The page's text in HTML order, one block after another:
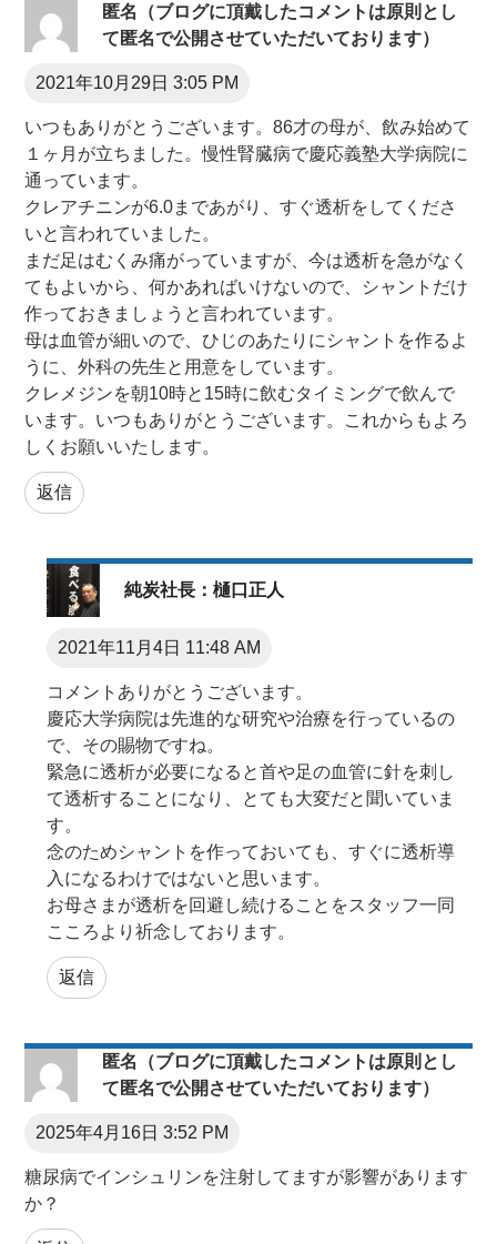
匿名（ブログに頂戴したコメントは原則とし
て匿名で公開させていただいております）
2021年10月29日 3:05 PM
いつもありがとうございます。86才の母が、飲み始めて
１ヶ月が立ちました。慢性腎臓病で慶応義塾大学病院に
通っています。
クレアチニンが6.0まであがり、すぐ透析をしてくださ
いと言われていました。
まだ足はむくみ痛がっていますが、今は透析を急がなく
てもよいから、何かあればいけないので、シャントだけ
作っておきましょうと言われています。
母は血管が細いので、ひじのあたりにシャントを作るよ
うに、外科の先生と用意をしています。
クレメジンを朝10時と15時に飲むタイミングで飲んで
います。いつもありがとうございます。これからもよろ
しくお願いいたします。
返信
純炭社長：樋口正人
2021年11月4日 11:48 AM
コメントありがとうございます。
慶応大学病院は先進的な研究や治療を行っているの
で、その賜物ですね。
緊急に透析が必要になると首や足の血管に針を刺し
て透析することになり、とても大変だと聞いていま
す。
念のためシャントを作っておいても、すぐに透析導
入になるわけではないと思います。
お母さまが透析を回避し続けることをスタッフ一同
こころより祈念しております。
返信
匿名（ブログに頂戴したコメントは原則とし
て匿名で公開させていただいております）
2025年4月16日 3:52 PM
糖尿病でインシュリンを注射してますが影響があります
か？